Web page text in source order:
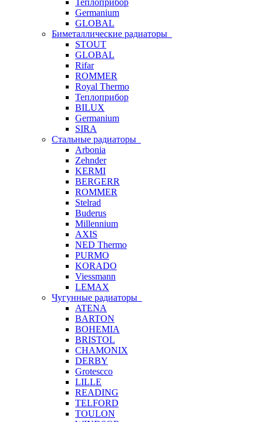
Теплоприбор
Germanium
GLOBAL
Биметаллические радиаторы
STOUT
GLOBAL
Rifar
ROMMER
Royal Thermo
Теплоприбор
BILUX
Germanium
SIRA
Стальные радиаторы
Arbonia
Zehnder
KERMI
BERGERR
ROMMER
Stelrad
Buderus
Millennium
AXIS
NED Thermo
PURMO
KORADO
Viessmann
LEMAX
Чугунные радиаторы
ATENA
BARTON
BOHEMIA
BRISTOL
CHAMONIX
DERBY
Grotescco
LILLE
READING
TELFORD
TOULON